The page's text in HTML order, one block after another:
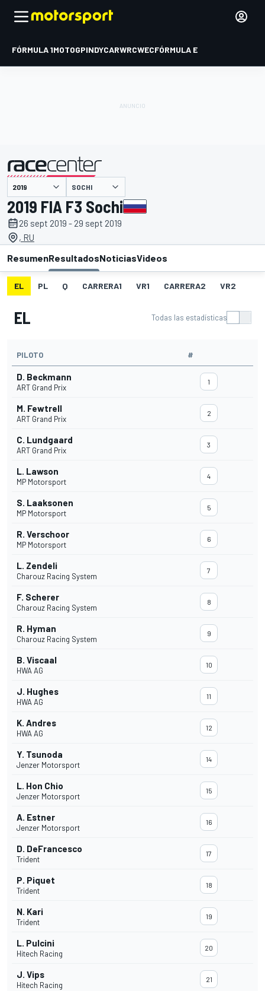
FÓRMULA 1MOTOGPINDYCARWRCWECFÓRMULA E
presentado por SOCHI
2019 FIA F3 Sochi
26 sept 2019 - 29 sept 2019
, RU
ResumenResultadosNoticiasVideos
EL PL Q CARRERA1 VR1 CARRERA2 VR2
EL Todas las estadísticas
PILOTO #
D. Beckmann
ART Grand Prix
1
M. Fewtrell
ART Grand Prix
2
C. Lundgaard
ART Grand Prix
3
L. Lawson
MP Motorsport
4
S. Laaksonen
MP Motorsport
5
R. Verschoor
MP Motorsport
6
L. Zendeli
Charouz Racing System
7
F. Scherer
Charouz Racing System
8
R. Hyman
Charouz Racing System
9
B. Viscaal
HWA AG
10
J. Hughes
HWA AG
11
K. Andres
HWA AG
12
Y. Tsunoda
Jenzer Motorsport
14
L. Hon Chio
Jenzer Motorsport
15
A. Estner
Jenzer Motorsport
16
D. DeFrancesco
Trident
17
P. Piquet
Trident
18
N. Kari
Trident
19
L. Pulcini
Hitech Racing
20
J. Vips
Hitech Racing
21